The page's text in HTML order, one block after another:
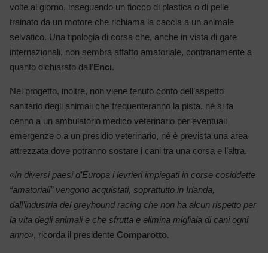
volte al giorno, inseguendo un fiocco di plastica o di pelle
trainato da un motore che richiama la caccia a un animale
selvatico. Una tipologia di corsa che, anche in vista di gare
internazionali, non sembra affatto amatoriale, contrariamente a
quanto dichiarato dall’Enci.
Nel progetto, inoltre, non viene tenuto conto dell’aspetto
sanitario degli animali che frequenteranno la pista, né si fa
cenno a un ambulatorio medico veterinario per eventuali
emergenze o a un presidio veterinario, né è prevista una area
attrezzata dove potranno sostare i cani tra una corsa e l’altra.
«In diversi paesi d’Europa i levrieri impiegati in corse cosiddette
“amatoriali” vengono acquistati, soprattutto in Irlanda,
dall’industria del greyhound racing che non ha alcun rispetto per
la vita degli animali e che sfrutta e elimina migliaia di cani ogni
anno», ricorda il presidente Comparotto.